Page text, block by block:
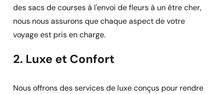
des sacs de courses à l'envoi de fleurs à un être cher,
nous nous assurons que chaque aspect de votre
voyage est pris en charge.
2. Luxe et Confort
Nous offrons des services de luxe conçus pour rendre